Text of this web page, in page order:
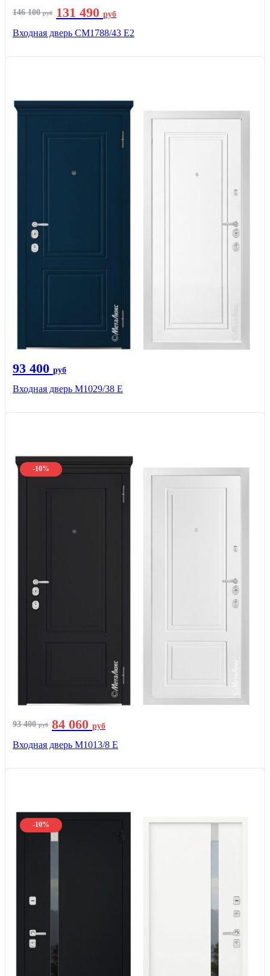
146 100руб 131 490 руб
Входная дверь СМ1788/43 E2
93 400 руб
Входная дверь М1029/38 E
-10%
93 400руб 84 060 руб
Входная дверь М1013/8 E
-10%